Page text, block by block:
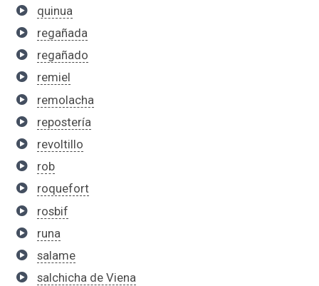
quinua
regañada
regañado
remiel
remolacha
repostería
revoltillo
rob
roquefort
rosbif
runa
salame
salchicha de Viena